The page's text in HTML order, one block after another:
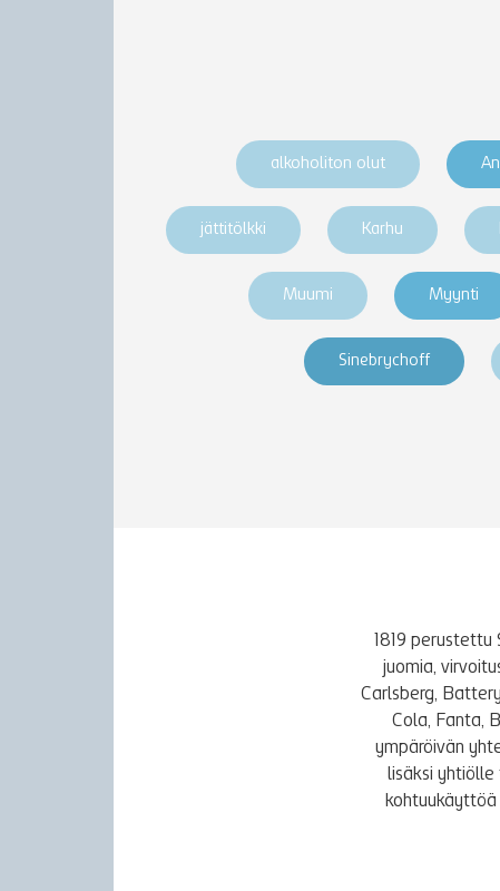
alkoholiton olut
jättitölkki Karhu
Muumi Myynti
Sinebrychoff
1819
juomia,
Carlsberg,
Cola, Fanta,
ympäröivän
lisäksi yhtiölle